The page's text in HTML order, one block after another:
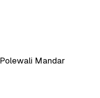
Polewali Mandar